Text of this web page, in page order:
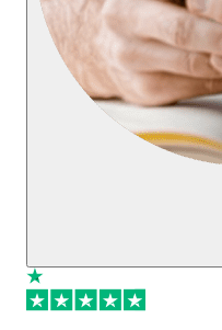
utilisent Qonto au